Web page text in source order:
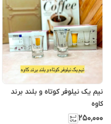
نیم یک نیلوفر کوتاه و بلند برند
کاوه
۲۵۰٬۰۰۰